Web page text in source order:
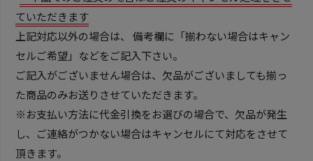
ていただきます
上記対応以外の場合は、 備考欄に「揃わない場合はキャン
セルご希望」などをご記入下さい。
ご記入がございません場合は、欠品がございましても揃っ
た商品のみお送りさせていただきます。
※お支払い方法に代金引換をお選びの場合で、欠品が発生
し、ご連絡がつかない場合はキャンセルにて対応をさせて
頂きます。